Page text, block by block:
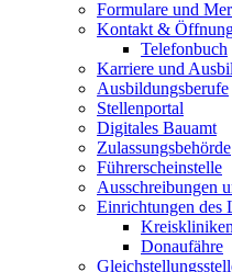
Formulare und
Kontakt &
Telefonbuch
Karriere und
Ausbildungsberufe
Stellenportal
Digitales Bauamt
Zulassungsbehörde
Führerscheinstelle
Ausschreibungen
Einrichtungen des
Kreiskliniken
Donaufähre